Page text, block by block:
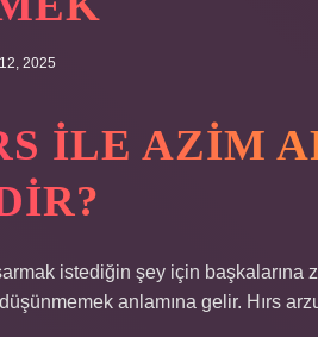
2025
ILE AZIM
istediğin şey için başkalarına
anlamına gelir. Hırs